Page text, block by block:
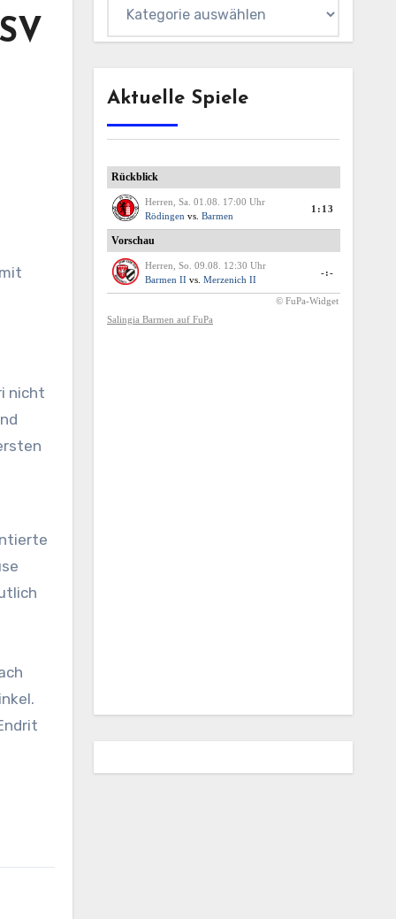
nicht
Aktuelle Spiele